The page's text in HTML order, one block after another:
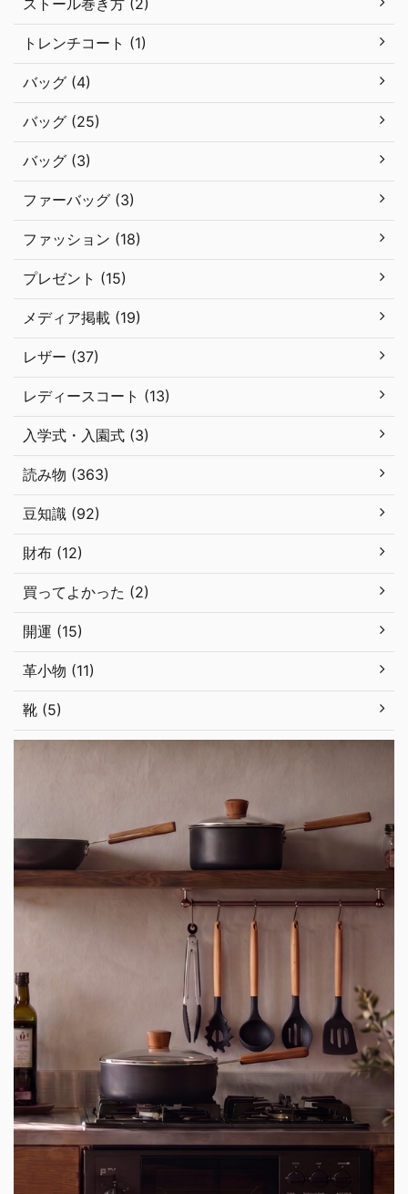
ストール巻き方 (2)
トレンチコート (1)
バッグ (4)
バッグ (25)
バッグ (3)
ファーバッグ (3)
ファッション (18)
プレゼント (15)
メディア掲載 (19)
レザー (37)
レディースコート (13)
入学式・入園式 (3)
読み物 (363)
豆知識 (92)
財布 (12)
買ってよかった (2)
開運 (15)
革小物 (11)
靴 (5)